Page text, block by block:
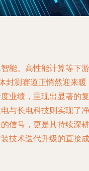
能、高性能计算等下游
封测赛道正悄然迎来暖
业绩，呈现出显著的复
与长电科技则实现了净
信号，更是其持续深耕
装技术迭代升级的直接成